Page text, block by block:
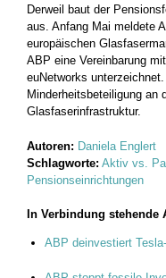
Derweil baut der
aus. Anfang Mai meldete
europäischen
ABP eine Vereinbarung
euNetworks
Minderheitsbeteiligung an
Glasfaserinfrastruktur.
Autoren: Daniela Englert
Schlagworte: Aktiv vs.
Pensionseinrichtungen
In Verbindung stehende
ABP deinvestiert